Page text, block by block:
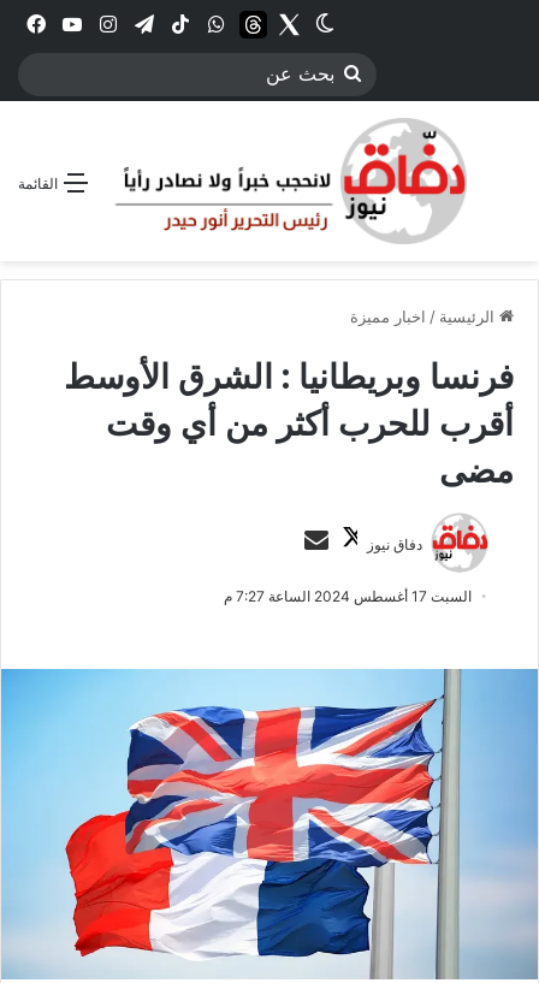
انستقرامتيلقرام‫TikTokواتسابthreadsTwitter
الوضع المظلم
بحث
القائمة
الرئيسية / اخبار مميزة
فرنسا وبريطانيا : الشرق الأوسط
أقرب للحرب أكثر من أي وقت
مضى
دفاق نيوز
ت
ب
ل
ى
X
س
ر
ي
د
ا
إ
ل
ك
ت
ر
و
ن
السبت 17 أغسطس 2024 الساعة 7:27 م